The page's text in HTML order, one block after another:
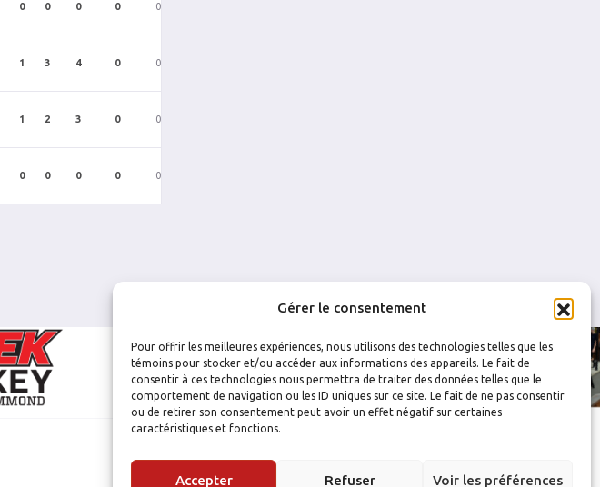
Gérer le consentement
Pour offrir les meilleures expériences, nous utilisons des technologies telles que les
témoins pour stocker et/ou accéder aux informations des appareils. Le fait de
consentir à ces technologies nous permettra de traiter des données telles que le
comportement de navigation ou les ID uniques sur ce site. Le fait de ne pas consentir
ou de retirer son consentement peut avoir un effet négatif sur certaines
caractéristiques et fonctions.
Accepter Refuser Voir les préférences
0 0 0 0 0
1 3 4 0 0
1 2 3 0 0
0 0 0 0 0